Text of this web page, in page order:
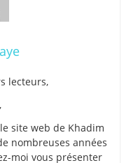
lecteurs,
site web de Khadim
nombreuses années
moi vous présenter